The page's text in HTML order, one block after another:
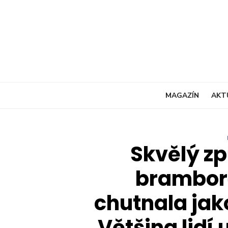
MAGAZÍN
Skvělý
chutnala